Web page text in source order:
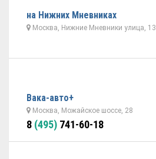
на Нижних Мневниках
Москва, Нижние Мневники улица, 13
Вака-авто+
Москва, Можайское шоссе, 28
8 (495) 741-60-18